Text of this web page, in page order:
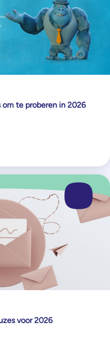
om te proberen in 2026
voor 2026